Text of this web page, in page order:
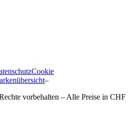
Cookie
–
vorbehalten – Alle Preise in CHF